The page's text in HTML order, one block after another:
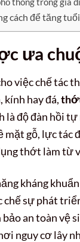
cách để tăng
ưa
việc chế tác
kính hay đá,
độ đàn hồi tự
gỗ, lực tác
thớt làm từ
kháng
sự phát
an toàn vệ
nguy cơ lây